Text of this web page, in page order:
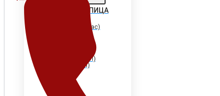
ГИБКАЯ ЧЕРЕПИЦА
Shinglas (Шинглас)
Katepal (Катепал)
Icopal (Икопал)